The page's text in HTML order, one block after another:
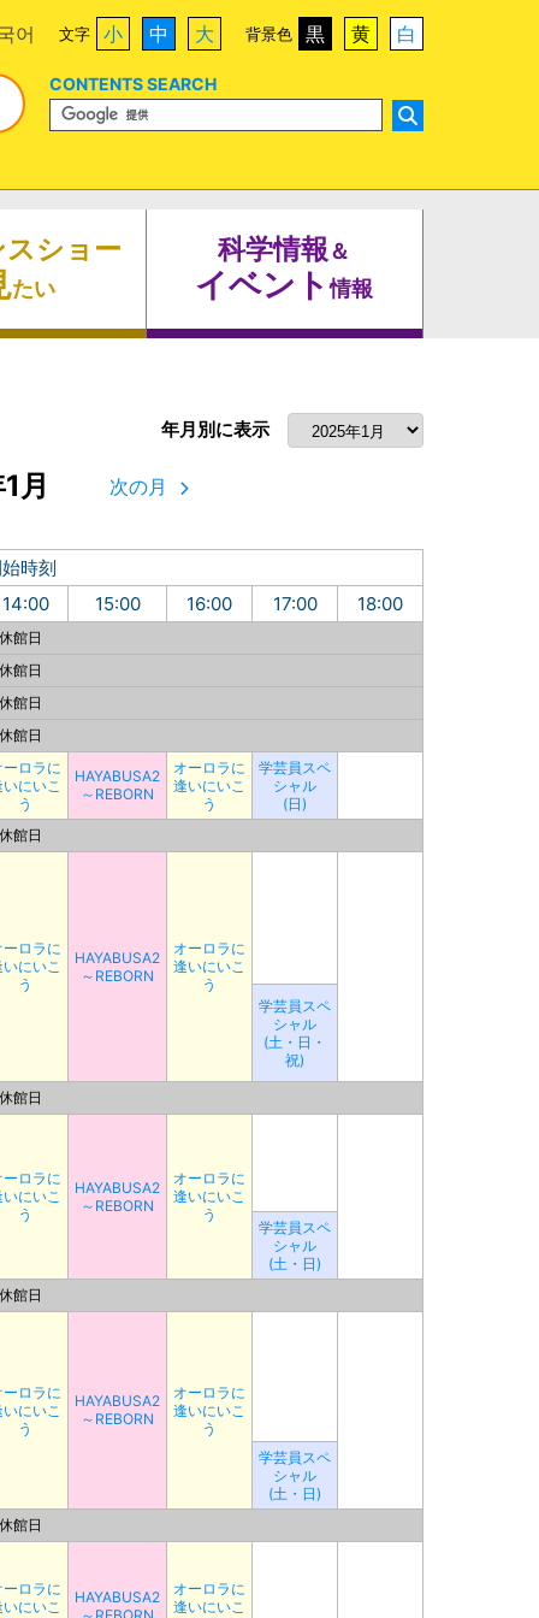
어 文字 小 中 大 背景色 黒 黄 白
CONTENTS SEARCH
ショー
たい
科学情報＆
イベント情報
年月別に表示
月 次の月
時刻
14:00
15:00 16:00 17:00 18:00
休館日
休館日
休館日
休館日
ーロラに
いにいこ
う
HAYABUSA2
～REBORN
オーロラに
逢いにいこ
う
学芸員スペ
シャル
(日)
休館日
ーロラに
いにいこ
う
HAYABUSA2
～REBORN
オーロラに
逢いにいこ
う
学芸員スペ
シャル
(土・日・
祝)
休館日
ーロラに
いにいこ
う
HAYABUSA2
～REBORN
オーロラに
逢いにいこ
う
学芸員スペ
シャル
(土・日)
休館日
ーロラに
いにいこ
う
HAYABUSA2
～REBORN
オーロラに
逢いにいこ
う
学芸員スペ
シャル
(土・日)
休館日
ーロラに
いにいこ
HAYABUSA2
オーロラに
逢いにいこ